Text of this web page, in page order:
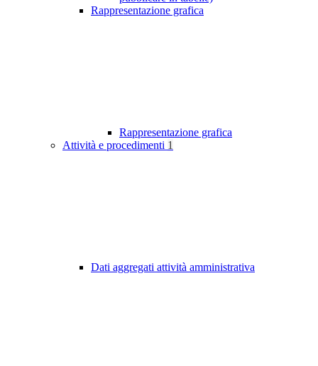
Rappresentazione grafica
Rappresentazione grafica
Attività e procedimenti 1
Dati aggregati attività amministrativa